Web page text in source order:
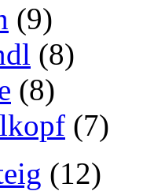
(9)
(8)
(8)
(7)
(12)